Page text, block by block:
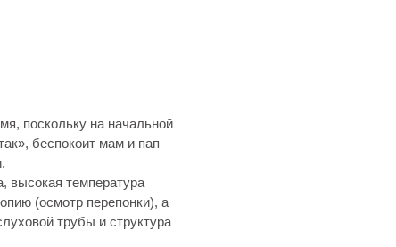
поскольку на начальной
беспокоит мам и пап
высокая температура
(осмотр перепонки), а
трубы и структура